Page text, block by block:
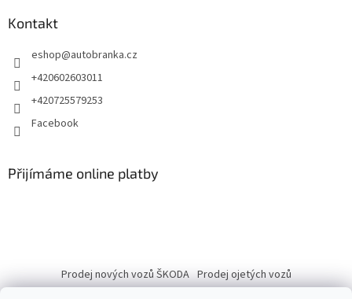
Kontakt
eshop@autobranka.cz
+420602603011
+420725579253
Facebook
Přijímáme online platby
Prodej nových vozů ŠKODA Prodej ojetých vozů